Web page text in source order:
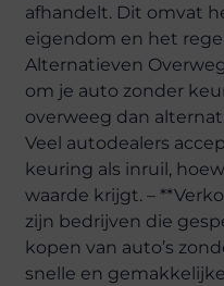
afhandelt. Dit omvat
eigendom en het
Alternatieven
om je auto zonder
overweeg dan
Veel autodealers
keuring als inruil,
waarde krijgt. –
zijn bedrijven die
kopen van auto’s
snelle en